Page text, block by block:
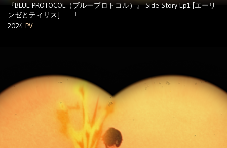
『BLUE PROTOCOL（ブループロトコル）』 Side Story Ep1 [エーリ
ンゼとティリス]
2024 PV